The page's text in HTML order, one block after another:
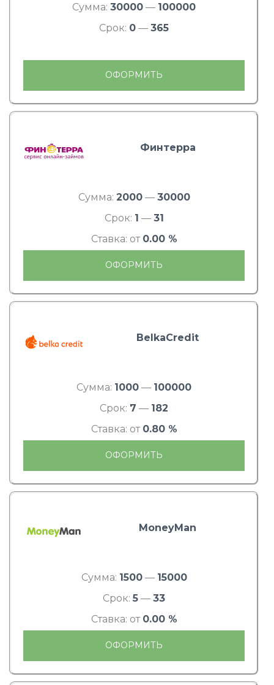
Сумма: 30000 — 100000
Срок: 0 — 365
ОФОРМИТЬ
Финтерра
Сумма: 2000— 30000
Срок: 1 — 31
Ставка: от 0.00 %
ОФОРМИТЬ
BelkaCredit
Сумма: 1000 — 100000
Срок: 7 — 182
Ставка: от 0.80 %
ОФОРМИТЬ
MoneyMan
Сумма: 1500— 15000
Срок: 5 — 33
Ставка: от 0.00 %
ОФОРМИТЬ